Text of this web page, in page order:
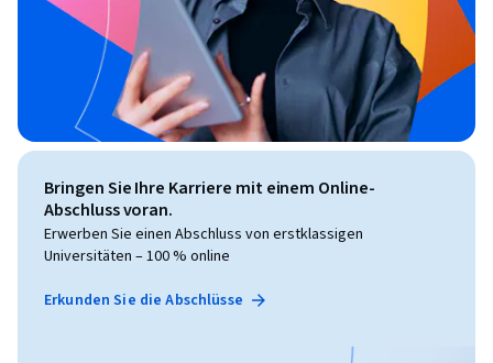
Bringen Sie Ihre Karriere mit einem Online-
Abschluss voran.
Erwerben Sie einen Abschluss von erstklassigen
Universitäten – 100 % online
Erkunden Sie die Abschlüsse